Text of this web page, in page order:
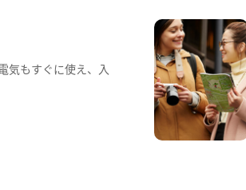
気もすぐに使え、入